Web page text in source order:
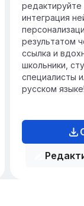
интеграция
результатом
ссылка и
школьники,
специалисты
русском языке!